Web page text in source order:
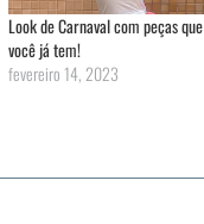
Look de Carnaval com peças que
você já tem!
fevereiro 14, 2023